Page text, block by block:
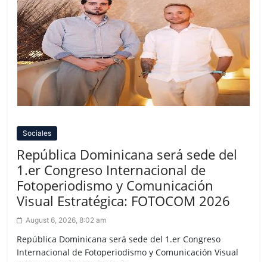
Sociales
República Dominicana será sede del
1.er Congreso Internacional de
Fotoperiodismo y Comunicación
Visual Estratégica: FOTOCOM 2026
August 6, 2026, 8:02 am
República Dominicana será sede del 1.er Congreso
Internacional de Fotoperiodismo y Comunicación Visual